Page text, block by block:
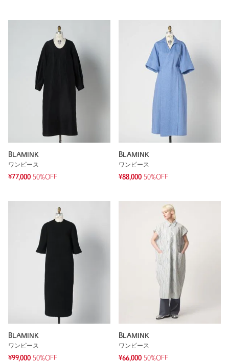
BLAMINK
ワンピース
¥77,000 50%OFF
BLAMINK
ワンピース
¥88,000 50%OFF
BLAMINK
ワンピース
¥99,000 50%OFF
BLAMINK
ワンピース
¥66,000 50%OFF